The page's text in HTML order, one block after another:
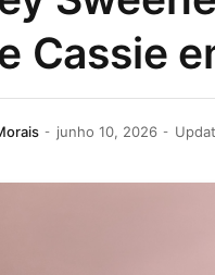
Cassie
junho 10, 2026